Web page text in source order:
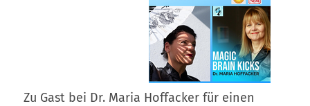
Zu Gast bei Dr. Maria Hoffacker für einen